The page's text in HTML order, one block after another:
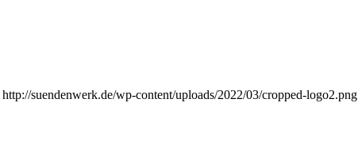
http://suendenwerk.de/wp-content/uploads/2022/03/cropped-logo2.png